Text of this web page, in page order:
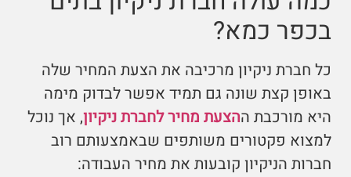
בכפר כמא?
כל חברת ניקיון מרכיבה את הצעת המחיר שלה
באופן קצת שונה גם תמיד אפשר לבדוק מימה
היא מורכבת ה הצעת מחיר לחברת ניקיון, אך נוכל
למצוא פקטורים משותפים שבאמצעותם רוב
חברות הניקיון קובעות את מחיר העבודה: